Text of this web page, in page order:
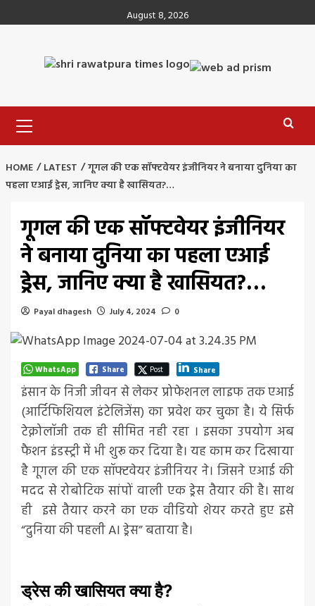
to
August 8, 2026
Menu
HOME LATEST
गूगल की एक सॉफ्टवेयर इंजीनियर ने बनाया दुनिया का
पहला एआई ड्रेस, जानिए क्या है खासियत?…
गूगल की एक सॉफ्टवेयर इंजीनियर
ने बनाया दुनिया का पहला एआई
ड्रेस, जानिए क्या है खासियत?…
Payal dhagesh July 4, 2024 0
WhatsApp Share Post Share
इंसान के निजी जीवन से लेकर प्रोफेशनल लाइफ तक एआई
(आर्टिफिशियल इंटेलिजेंस) का प्रवेश कर चुका है। ये सिर्फ
टेक्नोलॉजी तक ही सीमित नही रहा । इसका उपयोग अब
फैशन इंडस्ट्री में भी शुरू कर दिया है। यह काम कर दिखाया
है गूगल की एक सॉफ्टवेयर इंजीनियर ने। जिसने एआई की
मदद से रोबोटिक सांपों वाली एक ड्रेस तैयार की है। साथ
ही इसे तैयार करने का एक वीडियो शेयर करते हुए इसे
“दुनिया की पहली AI ड्रेस” बताया है।
ड्रेस की खासियत क्या है?